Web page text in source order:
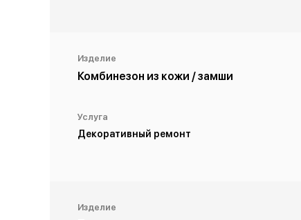
Изделие
Комбинезон из кожи / замши
Услуга
Декоративный ремонт
Изделие